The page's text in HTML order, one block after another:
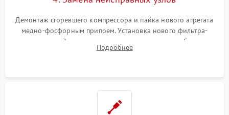
Демонтаж сгоревшего компрессора и пайка нового агрегата
медно-фосфорным припоем. Установка нового фильтра-
осушителя. Замена изношенных вентиляторов обдува,
сломанных заслонок или поврежденных дверных петель.
Подробнее